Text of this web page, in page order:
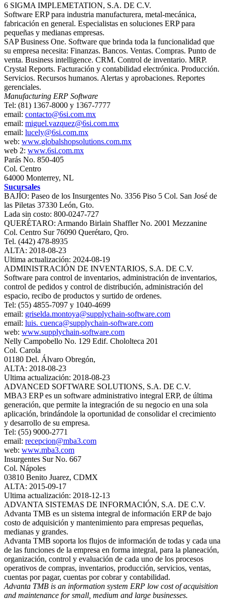
6 SIGMA IMPLEMETATION, S.A. DE C.V.
Software ERP para industria manufacturera, metal-mecánica,
fabricación en general. Especialistas en soluciones ERP para
pequeñas y medianas empresas.
SAP Business One. Software que brinda toda la funcionalidad que
su empresa necesita: Finanzas. Bancos. Ventas. Compras. Punto de
venta. Business intelligence. CRM. Control de inventario. MRP.
Crystal Reports. Facturación y contabilidad electrónica. Producción.
Servicios. Recursos humanos. Alertas y aprobaciones. Reportes
gerenciales.
Manufacturing ERP Software
Tel: (81) 1367-8000 y 1367-7777
email: contacto@6si.com.mx
email: miguel.vazquez@6si.com.mx
email: lucely@6si.com.mx
web: www.globalshopsolutions.com.mx
web 2: www.6si.com.mx
Parás No. 850-405
Col. Centro
64000 Monterrey, NL
Sucursales
BAJÍO: Paseo de los Insurgentes No. 3356 Piso 5 Col. San José de
las Piletas 37330 León, Gto.
Lada sin costo: 800-0247-727
QUERÉTARO: Armando Birlain Shaffler No. 2001 Mezzanine
Col. Centro Sur 76090 Querétaro, Qro.
Tel. (442) 478-8935
ALTA: 2018-08-23
Ultima actualización: 2024-08-19
ADMINISTRACIÓN DE INVENTARIOS, S.A. DE C.V.
Software para control de inventarios, administración de inventarios,
control de pedidos y control de distribución, administración del
espacio, recibo de productos y surtido de ordenes.
Tel: (55) 4855-7097 y 1040-4699
email: griselda.montoya@supplychain-software.com
email: luis. cuenca@supplychain-software.com
web: www.supplychain-software.com
Nelly Campobello No. 129 Edif. Chololteca 201
Col. Carola
01180 Del. Álvaro Obregón,
ALTA: 2018-08-23
Ultima actualización: 2018-08-23
ADVANCED SOFTWARE SOLUTIONS, S.A. DE C.V.
MBA3 ERP es un software administrativo integral ERP, de última
generación, que permite la integración de su negocio en una sola
aplicación, brindándole la oportunidad de consolidar el crecimiento
y desarrollo de su empresa.
Tel: (55) 9000-2771
email: recepcion@mba3.com
web: www.mba3.com
Insurgentes Sur No. 667
Col. Nápoles
03810 Benito Juarez, CDMX
ALTA: 2015-09-17
Ultima actualización: 2018-12-13
ADVANTA SISTEMAS DE INFORMACIÓN, S.A. DE C.V.
Advanta TMB es un sistema integral de información ERP de bajo
costo de adquisición y mantenimiento para empresas pequeñas,
medianas y grandes.
Advanta TMB soporta los flujos de información de todas y cada una
de las funciones de la empresa en forma integral, para la planeación,
organización, control y evaluación de cada uno de los procesos
operativos de compras, inventarios, producción, servicios, ventas,
cuentas por pagar, cuentas por cobrar y contabilidad.
Advanta TMB is an information system ERP low cost of acquisition
and maintenance for small, medium and large businesses.